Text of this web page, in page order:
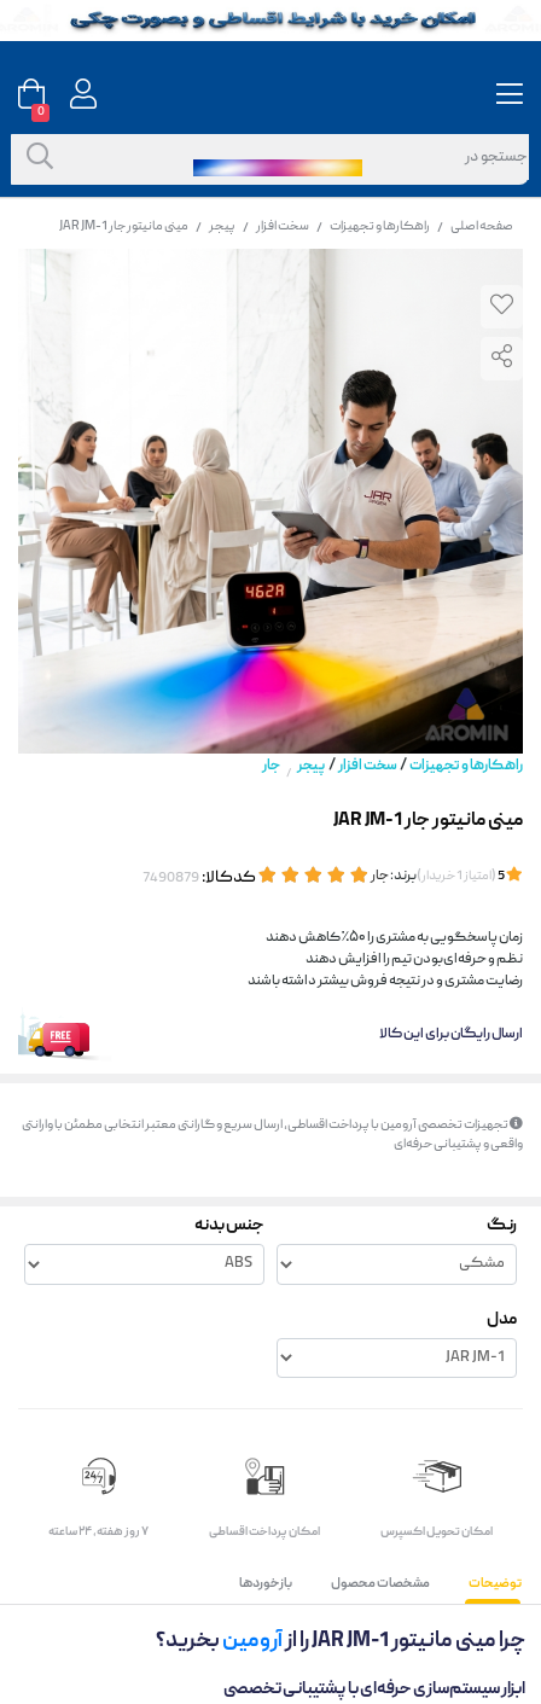
صفحه اصلی / راهکارها و تجهیزات / سخت افزار / پیجر / مینی مانیتور جار JAR JM-1
راهکارها و تجهیزات/سخت افزار/پیجر / جار
مینی مانیتور جار JAR JM-1
(امتیاز1خریدار)برند:جار کدکالا:
زمان پاسخگویی به مشتری را ۵۰٪ کاهش دهند
نظم و حرفه‌ای‌بودن تیم را افزایش دهند
رضایت مشتری و در نتیجه فروش بیشتر داشته باشند
ارسال رایگان برای این کالا
تجهیزات تخصصی آرومین با پرداخت اقساطی، ارسال سریع و گارانتی معتبر انتخابی مطمئن با وارانتی
واقعی و پشتیبانی حرفه‌ای
رنگ جنس بدنه
مدل
اﻣﮑﺎن ﺗﺤﻮﯾﻞ اﮐﺴﭙﺮس امکان پرداخت اقساطی ۷ روز ﻫﻔﺘﻪ، ۲۴ ﺳﺎﻋﺘﻪ
توضیحات مشخصات محصول بازخوردها
چرا مینی مانیتور JAR JM-1 را از آرومینبخرید؟
ابزار سیستم‌سازی حرفه‌ای با پشتیبانی تخصصی
0